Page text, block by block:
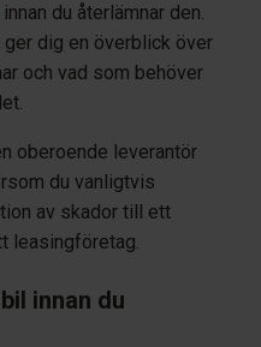
innan du återlämnar den.
dig en överblick över
och vad som behöver
oberoende leverantör
du vanligtvis
av skador till ett
leasingföretag.
innan du